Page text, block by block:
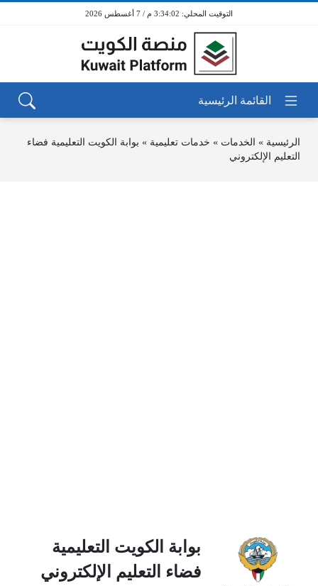
3:34:02 م / 7 أغسطس 2026
الرئيسية » الخدمات » خدمات تعليمية » بوابة الكويت التعليمية فضاء
التعليم الإلكتروني
بوابة الكويت التعليمية
فضاء التعليم الإلكتروني